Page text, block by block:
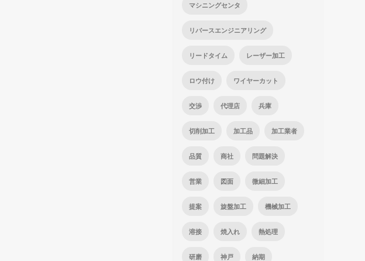
マシニングセンタ
リバースエンジニアリング
リードタイム レーザー加工
ロウ付け ワイヤーカット
交渉 代理店 兵庫
切削加工 加工品 加工業者
品質 商社 問題解決
営業 図面 微細加工
提案 旋盤加工 機械加工
溶接 焼入れ 熱処理
研磨 神戸 納期